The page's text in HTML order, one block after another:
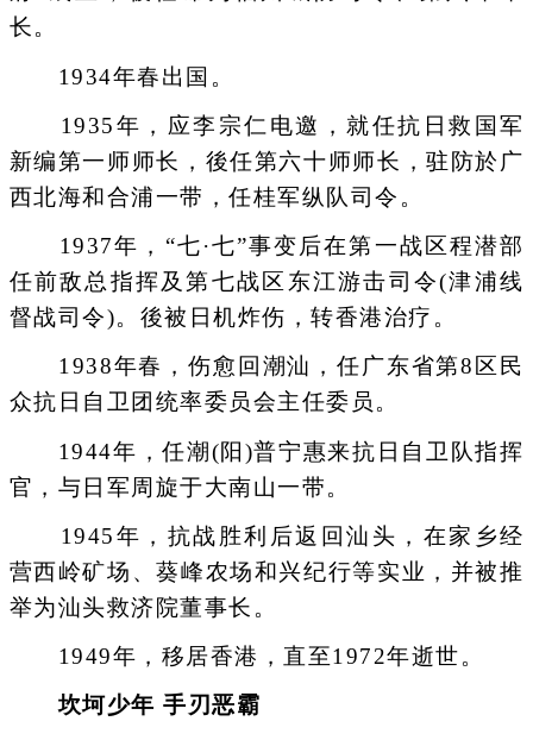
长。
1934年春出国。
1935年，应李宗仁电邀，就任抗日救国军
新编第一师师长，後任第六十师师长，驻防於广
西北海和合浦一带，任桂军纵队司令。
1937年，“七·七”事变后在第一战区程潜部
任前敌总指挥及第七战区东江游击司令(津浦线
督战司令)。後被日机炸伤，转香港治疗。
1938年春，伤愈回潮汕，任广东省第8区民
众抗日自卫团统率委员会主任委员。
1944年，任潮(阳)普宁惠来抗日自卫队指挥
官，与日军周旋于大南山一带。
1945年，抗战胜利后返回汕头，在家乡经
营西岭矿场、葵峰农场和兴纪行等实业，并被推
举为汕头救济院董事长。
1949年，移居香港，直至1972年逝世。
坎坷少年 手刃恶霸